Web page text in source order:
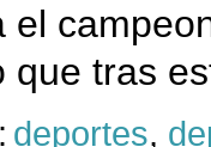
el
que tras
deportes,